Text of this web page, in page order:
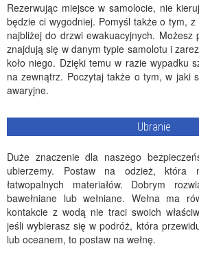
Rezerwując miejsce w samolocie, nie
będzie ci wygodniej. Pomyśl także o tym,
najbliżej do drzwi ewakuacyjnych. Możesz
znajdują się w danym typie samolotu i
koło niego. Dzięki temu w razie wypadku
na zewnątrz. Poczytaj także o tym, w jaki
awaryjne.
Ubranie
Duże znaczenie dla naszego
ubierzemy. Postaw na odzież, która
łatwopalnych materiałów. Dobrym
bawełniane lub wełniane. Wełna ma
kontakcie z wodą nie traci swoich
jeśli wybierasz się w podróż, która
lub oceanem, to postaw na wełnę.